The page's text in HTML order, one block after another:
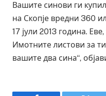
Вашите синови ги
на Скопје вредни 360
17 јули 2013 година.
Имотните листови за
вашите два сина“,